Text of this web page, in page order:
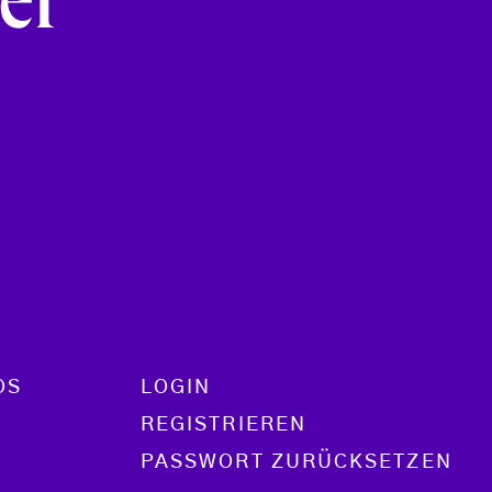
LOGIN
REGISTRIEREN
PASSWORT ZURÜCKSETZEN